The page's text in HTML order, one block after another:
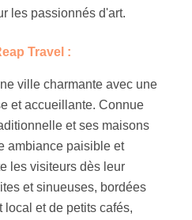
les passionnés d'art.
Travel :
ville charmante avec une
et accueillante. Connue
et ses maisons
ambiance paisible et
les visiteurs dès leur
et sinueuses, bordées
et de petits cafés,